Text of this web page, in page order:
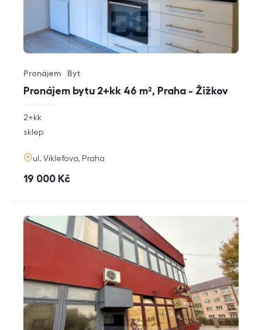
Pronájem bytu 2+kk 46 m², Praha - Žižkov
Typ nabídky
Pronájem
Typ nemovitosti
Byt
rozměry
dispozice
2+kk
funkce
sklep
adresa
ul. Viklefova, Praha
cena
19 000 Kč